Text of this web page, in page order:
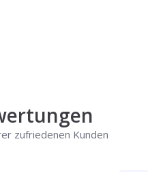
zufriedenen Kunden